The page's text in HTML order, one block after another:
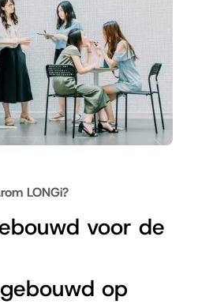
LONGi?
voor de
op